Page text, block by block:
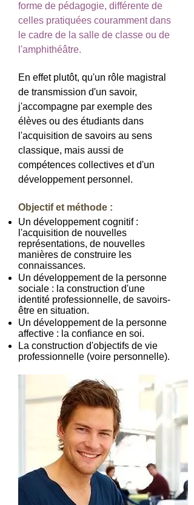
forme de pédagogie, différente de
celles pratiquées couramment dans
le cadre de la salle de classe ou de
l'amphithéâtre.
En effet plutôt, qu'un rôle magistral
de transmission d'un savoir,
j'accompagne par exemple des
élèves ou des étudiants dans
l'acquisition de savoirs au sens
classique, mais aussi de
compétences collectives et d'un
développement personnel.
Objectif et méthode :
Un développement cognitif :
l'acquisition de nouvelles
représentations, de nouvelles
manières de construire les
connaissances.
Un développement de la personne
sociale : la construction d'une
identité professionnelle, de savoirs-
être en situation.
Un développement de la personne
affective : la confiance en soi.
La construction d'objectifs de vie
professionnelle (voire personnelle).